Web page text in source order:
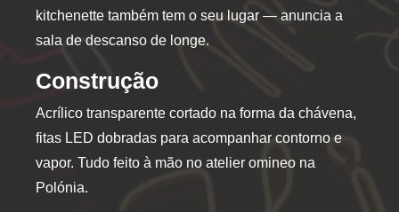
kitchenette também tem o seu lugar — anuncia a
sala de descanso de longe.
Construção
Acrílico transparente cortado na forma da chávena,
fitas LED dobradas para acompanhar contorno e
vapor. Tudo feito à mão no atelier omineo na
Polónia.